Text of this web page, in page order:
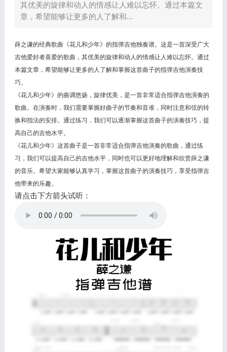
其优美的旋律和动人的情感让人难以忘怀。通过本篇文
章，希望能够让更多的人了解和...
薛之谦的经典歌曲《花儿和少年》的指弹吉他独奏谱。这是一首深受广大
吉他爱好者喜爱的歌曲，其优美的旋律和动人的情感让人难以忘怀。通过
本篇文章，希望能够让更多的人了解和掌握这首曲子的指弹吉他演奏技
巧。
《花儿和少年》的曲调悠扬，旋律优美，是一首非常适合指弹吉他演奏的
歌曲。在演奏时，我们需要掌握好曲子的节奏和音准，同时注意和弦的转
换和指法的安排。通过练习，我们可以逐渐掌握这首曲子的演奏技巧，提
高自己的吉他水平。
《花儿和少年》这首曲子是一首非常适合指弹吉他演奏的歌曲，通过练
习，我们可以提高自己的吉他水平，同时也可以更好地理解和欣赏薛之谦
的音乐。希望大家能够认真学习，掌握这首曲子的演奏技巧，享受指弹吉
他带来的乐趣。
请点击下方箭头试听：